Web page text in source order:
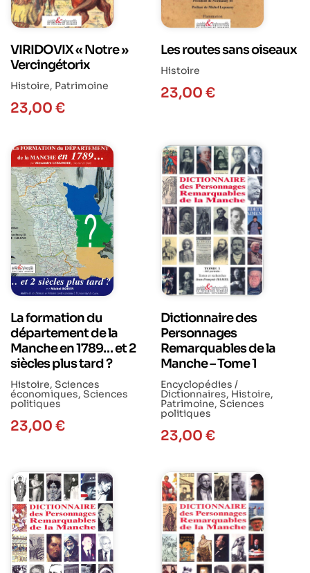
VIRIDOVIX « Notre »
Vercingétorix
Histoire, Patrimoine
23,00 €
Les routes sans oiseaux
Histoire
23,00 €
La formation du
département de la
Manche en 1789… et 2
siècles plus tard ?
Histoire, Sciences
économiques, Sciences
politiques
23,00 €
Dictionnaire des
Personnages
Remarquables de la
Manche – Tome 1
Encyclopédies /
Dictionnaires, Histoire,
Patrimoine, Sciences
politiques
23,00 €